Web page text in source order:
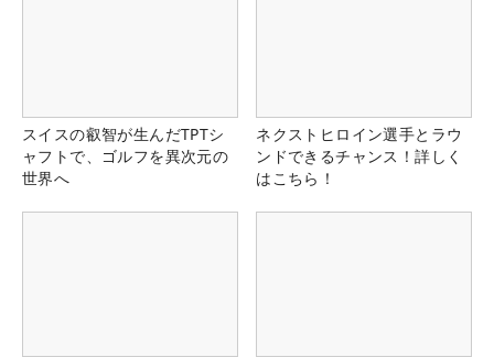
スイスの叡智が生んだTPTシ
ャフトで、ゴルフを異次元の
世界へ
ネクストヒロイン選手とラウ
ンドできるチャンス！詳しく
はこちら！